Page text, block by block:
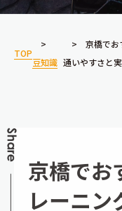
TOP
豆知識
京橋でお
通いやすさと
京橋でお
レーニン